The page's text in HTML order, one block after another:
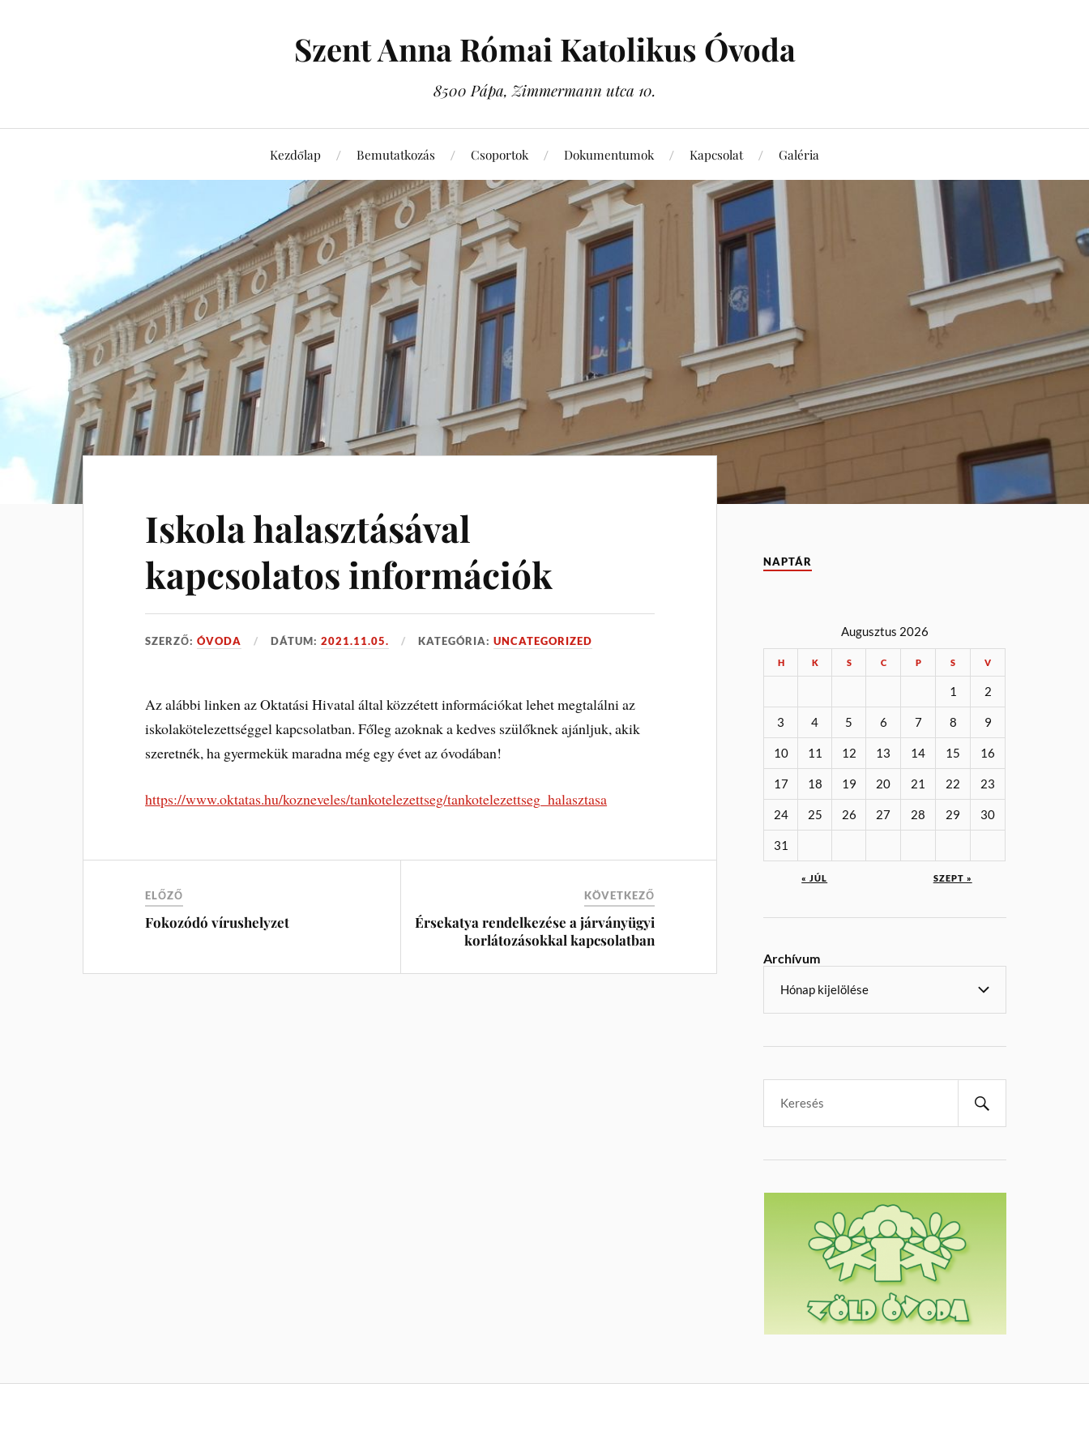
Szent Anna Római Katolikus Óvoda
8500 Pápa, Zimmermann utca 10.
Kezdőlap Bemutatkozás Csoportok Dokumentumok Kapcsolat Galéria
Iskola halasztásával
kapcsolatos információk
SZERZŐ:ÓVODA DÁTUM:2021.11.05. KATEGÓRIA:UNCATEGORIZED
Az alábbi linken az Oktatási Hivatal által közzétett információkat lehet megtalálni az
iskolakötelezettséggel kapcsolatban. Főleg azoknak a kedves szülőknek ajánljuk, akik
szeretnék, ha gyermekük maradna még egy évet az óvodában!
https://www.oktatas.hu/kozneveles/tankotelezettseg/tankotelezettseg_halasztasa
ELŐZŐ
Fokozódó vírushelyzet
KÖVETKEZŐ
Érsekatya rendelkezése a járványügyi
korlátozásokkal kapcsolatban
NAPTÁR
Augusztus 2026
H K S C P S V
1 2
3 4 5 6 7 8 9
10 11 12 13 14 15 16
17 18 19 20 21 22 23
24 25 26 27 28 29 30
31
« JÚL SZEPT »
Archívum